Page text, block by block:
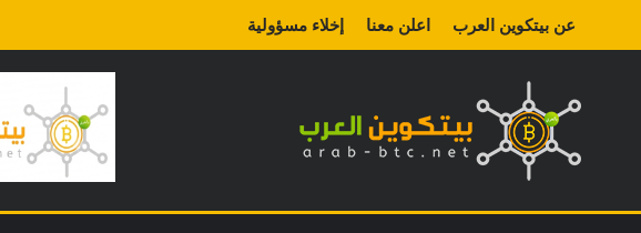
عن بيتكوين العرب اعلن معنا إخلاء مسؤولية